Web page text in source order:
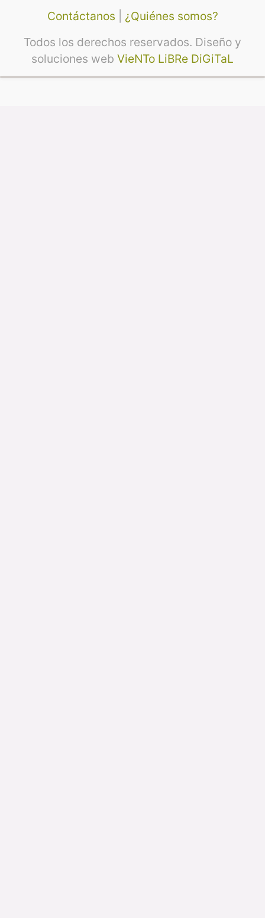
Contáctanos
¿Quiénes somos?
Todos los derechos reservados. Diseño y
soluciones web VieNTo LiBRe DiGiTaL